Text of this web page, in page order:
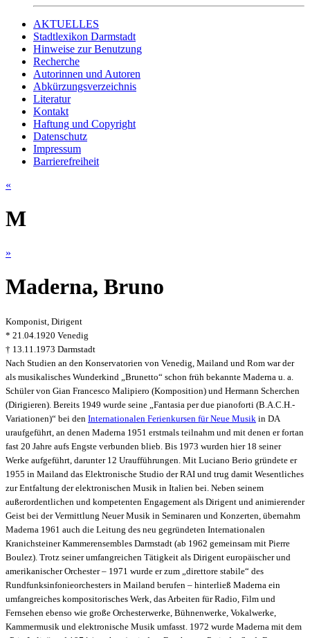
AKTUELLES
Stadtlexikon Darmstadt
Hinweise zur Benutzung
Recherche
Autorinnen und Autoren
Abkürzungsverzeichnis
Literatur
Kontakt
Haftung und Copyright
Datenschutz
Impressum
Barrierefreiheit
«
M
»
Maderna, Bruno
Komponist, Dirigent
* 21.04.1920 Venedig
† 13.11.1973 Darmstadt
Nach Studien an den Konservatorien von Venedig, Mailand und Rom war der
als musikalisches Wunderkind „Brunetto“ schon früh bekannte Maderna u. a.
Schüler von Gian Francesco Malipiero (Komposition) und Hermann Scherchen
(Dirigieren). Bereits 1949 wurde seine „Fantasia per due pianoforti (B.A.C.H.-
Variationen)“ bei den Internationalen Ferienkursen für Neue Musik in DA
uraufgeführt, an denen Maderna 1951 erstmals teilnahm und mit denen er fortan
fast 20 Jahre aufs Engste verbunden blieb. Bis 1973 wurden hier 18 seiner
Werke aufgeführt, darunter 12 Uraufführungen. Mit Luciano Berio gründete er
1955 in Mailand das Elektronische Studio der RAI und trug damit Wesentliches
zur Entfaltung der elektronischen Musik in Italien bei. Neben seinem
außerordentlichen und kompetenten Engagement als Dirigent und animierender
Geist bei der Vermittlung Neuer Musik in Seminaren und Konzerten, übernahm
Maderna 1961 auch die Leitung des neu gegründeten Internationalen
Kranichsteiner Kammerensembles Darmstadt (ab 1962 gemeinsam mit Pierre
Boulez). Trotz seiner umfangreichen Tätigkeit als Dirigent europäischer und
amerikanischer Orchester – 1971 wurde er zum „direttore stabile“ des
Rundfunksinfonieorchesters in Mailand berufen – hinterließ Maderna ein
umfangreiches kompositorisches Werk, das Arbeiten für Radio, Film und
Fernsehen ebenso wie große Orchesterwerke, Bühnenwerke, Vokalwerke,
Kammermusik und elektronische Musik umfasst. 1972 wurde Maderna mit dem